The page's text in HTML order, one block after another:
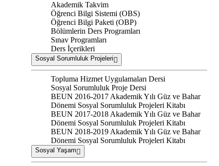
Akademik Takvim
Öğrenci Bilgi Sistemi (OBS)
Öğrenci Bilgi Paketi (OBP)
Bölümlerin Ders Programları
Sınav Programları
Ders İçerikleri
Sosyal Sorumluluk Projeleri
Topluma Hizmet Uygulamaları Dersi
Sosyal Sorumluluk Proje Dersi
BEUN 2016-2017 Akademik Yılı Güz ve Bahar
Dönemi Sosyal Sorumluluk Projeleri Kitabı
BEUN 2017-2018 Akademik Yılı Güz ve Bahar
Dönemi Sosyal Sorumluluk Projeleri Kitabı
BEUN 2018-2019 Akademik Yılı Güz ve Bahar
Dönemi Sosyal Sorumluluk Projeleri Kitabı
Sosyal Yaşam